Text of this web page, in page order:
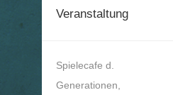
Veranstaltung
Spielecafe d.
Generationen,